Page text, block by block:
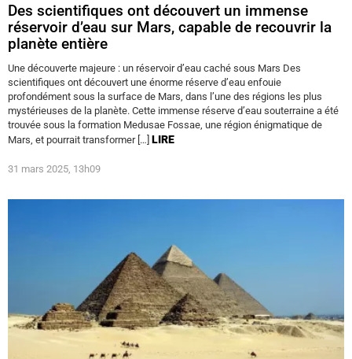
Des scientifiques ont découvert un immense
réservoir d’eau sur Mars, capable de recouvrir la
planète entière
Une découverte majeure : un réservoir d’eau caché sous Mars Des
scientifiques ont découvert une énorme réserve d’eau enfouie
profondément sous la surface de Mars, dans l’une des régions les plus
mystérieuses de la planète. Cette immense réserve d’eau souterraine a été
trouvée sous la formation Medusae Fossae, une région énigmatique de
Mars, et pourrait transformer […] LIRE
31 mars 2025, 13h09